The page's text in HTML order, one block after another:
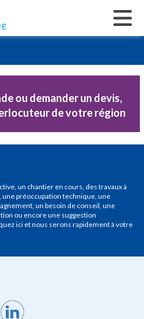
ou demander un devis,
de votre région
un chantier en cours, des travaux à
préoccupation technique, une
un besoin de conseil, une
ou encore une suggestion
ici et nous serons rapidement à votre